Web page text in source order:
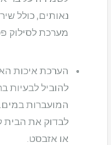
נאותים, כולל
מערכת לסילוק
הערכת איכות
להוביל לבעיות
המועברות במים.
לבדוק את הבית
או אזבסט.